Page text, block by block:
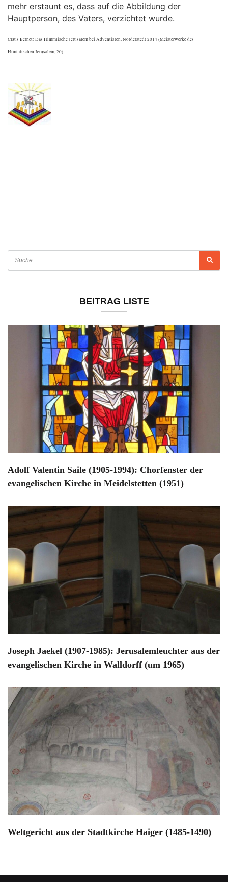
mehr erstaunt es, dass auf die Abbildung der
Hauptperson, des Vaters, verzichtet wurde.
Claus Bernet: Das Himmlische Jerusalem bei Adventisten, Norderstedt 2014 (Meisterwerke des
Himmlischen Jerusalem, 20).
BEITRAG LISTE
Adolf Valentin Saile (1905-1994): Chorfenster der
evangelischen Kirche in Meidelstetten (1951)
Joseph Jaekel (1907-1985): Jerusalemleuchter aus der
evangelischen Kirche in Walldorff (um 1965)
Weltgericht aus der Stadtkirche Haiger (1485-1490)